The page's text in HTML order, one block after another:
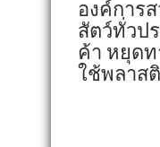
องค์การ
สัตว์ทั่วป
ค้า หยุด
ใช้พลาส